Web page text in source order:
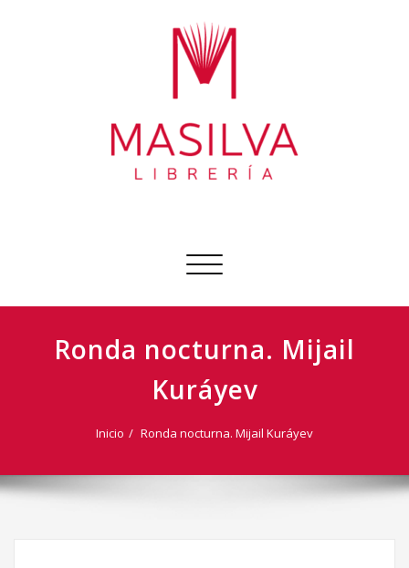
Cambiar
Ronda nocturna. Mijail
Kuráyev
Inicio Ronda nocturna. Mijail Kuráyev